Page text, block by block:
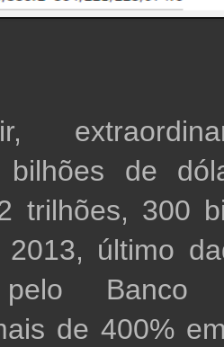
de
trilhões, 300
último
Banco
de 400%